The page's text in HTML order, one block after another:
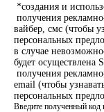
*создания и
получения
вайбер, смс (чтобы
персональных
в случае
будет осуществлена
получения
email (чтобы
персональных
Введите полученный код